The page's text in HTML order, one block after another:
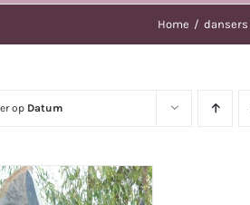
Home dansers
op Datum